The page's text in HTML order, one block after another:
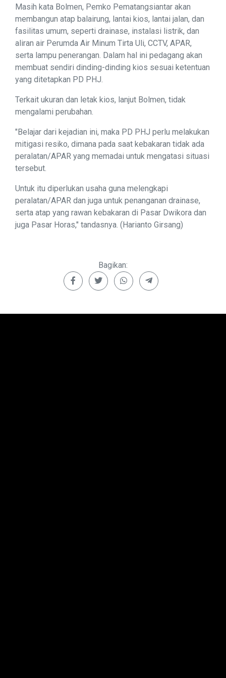
Masih kata Bolmen, Pemko Pematangsiantar akan
membangun atap balairung, lantai kios, lantai jalan, dan
fasilitas umum, seperti drainase, instalasi listrik, dan
aliran air Perumda Air Minum Tirta Uli, CCTV, APAR,
serta lampu penerangan. Dalam hal ini pedagang akan
membuat sendiri dinding-dinding kios sesuai ketentuan
yang ditetapkan PD PHJ.
Terkait ukuran dan letak kios, lanjut Bolmen, tidak
mengalami perubahan.
"Belajar dari kejadian ini, maka PD PHJ perlu melakukan
mitigasi resiko, dimana pada saat kebakaran tidak ada
peralatan/APAR yang memadai untuk mengatasi situasi
tersebut.
Untuk itu diperlukan usaha guna melengkapi
peralatan/APAR dan juga untuk penanganan drainase,
serta atap yang rawan kebakaran di Pasar Dwikora dan
juga Pasar Horas," tandasnya. (Harianto Girsang)
Bagikan: